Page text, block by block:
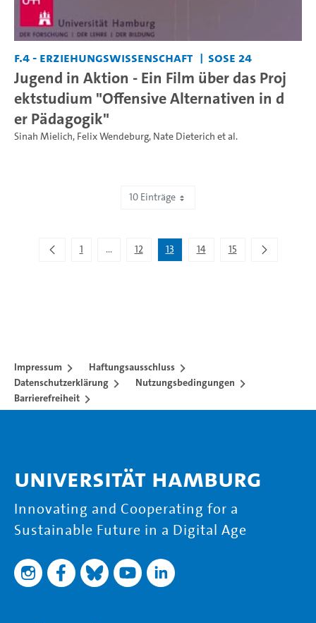
F.4 - Erziehungswissenschaft SoSe 24
Jugend in Aktion - Ein Film über das Proj
ektstudium "Offensive Alternativen in d
er Pädagogik"
Sinah Mielich, Felix Wendeburg, Nate Dieterich et al.
10 Einträge
1 ...
Zwischenseiten Navigieren mit TAB-Taste.
12 13 14 15
Impressum
Haftungsausschluss
Datenschutzerklärung
Nutzungsbedingungen
Barrierefreiheit
Universität Hamburg
Innovating and Cooperating for a
Sustainable Future in a Digital Age